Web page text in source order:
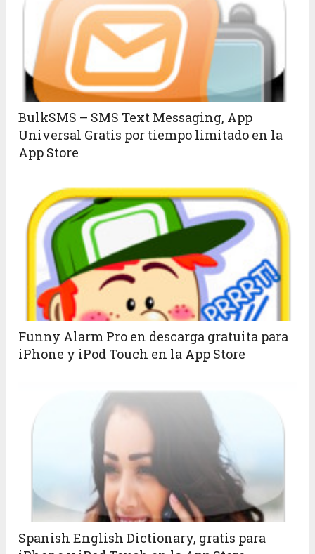
BulkSMS – SMS Text Messaging, App
Universal Gratis por tiempo limitado en la
App Store
Funny Alarm Pro en descarga gratuita para
iPhone y iPod Touch en la App Store
Spanish English Dictionary, gratis para